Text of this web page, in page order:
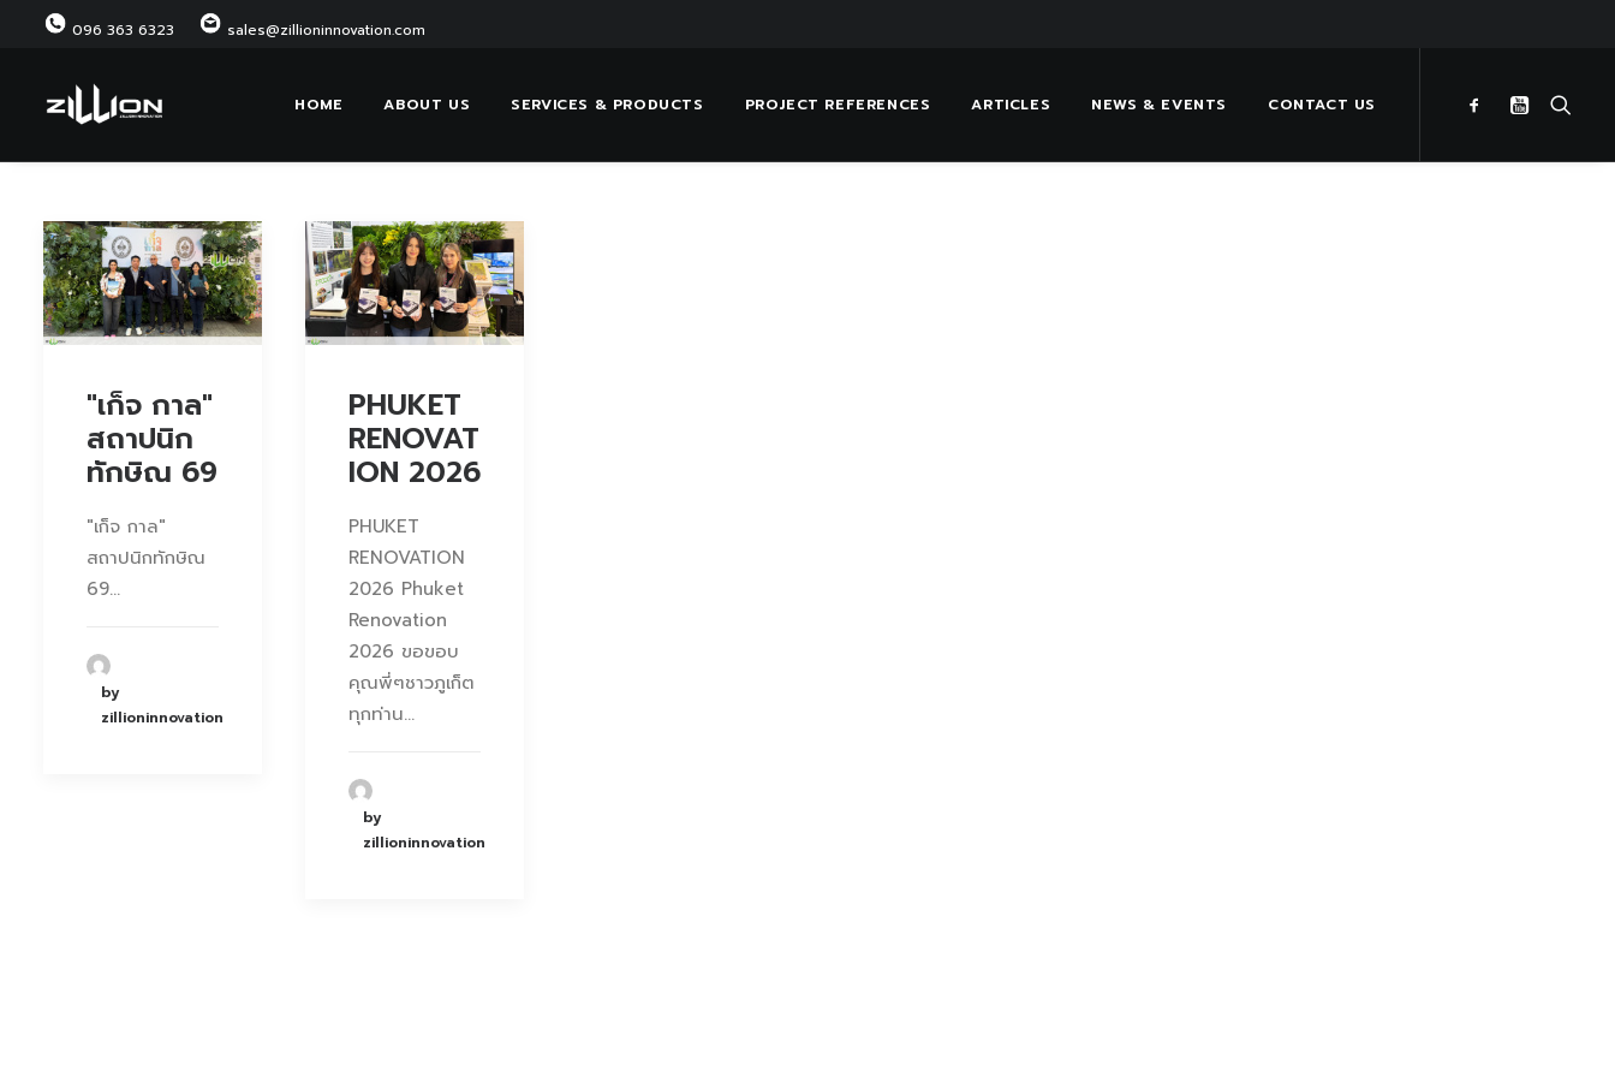
096 363 6323 sales@zillioninnovation.com
HOME ABOUT US SERVICES & PRODUCTS PROJECT REFERENCES ARTICLES NEWS & EVENTS CONTACT US
"เก็จ กาล"
สถาปนิก
ทักษิณ 69
"เก็จ กาล"
สถาปนิกทักษิณ
69…
by
zillioninnovation
PHUKET
RENOVAT
ION 2026
PHUKET
RENOVATION
2026 Phuket
Renovation
2026 ขอขอบ
คุณพี่ๆชาวภูเก็ต
ทุกท่าน…
by
zillioninnovation